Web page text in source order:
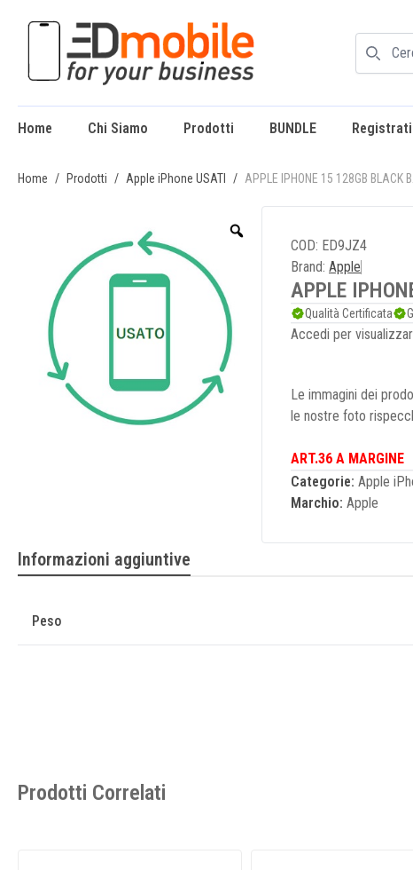
Home Chi Siamo Prodotti BUNDLE Registrati
Home / Prodotti / Apple iPhone USATI / APPLE IPHONE 15 128GB BLACK
COD: ED9JZ4
Brand: Apple
APPLE
Qualità Certificata
Accedi per
Le immagini dei
le nostre foto
ART.36 A MARGINE
Categorie: Apple
Marchio: Apple
Informazioni aggiuntive
Peso
Prodotti Correlati